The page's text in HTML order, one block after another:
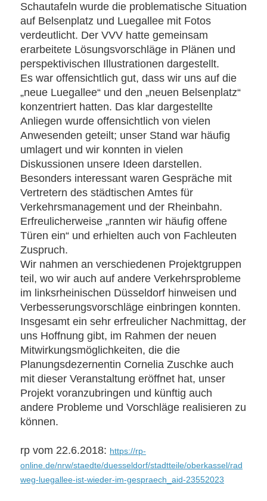
Schautafeln wurde die problematische Situation
auf Belsenplatz und Luegallee mit Fotos
verdeutlicht. Der VVV hatte gemeinsam
erarbeitete Lösungsvorschläge in Plänen und
perspektivischen Illustrationen dargestellt.
Es war offensichtlich gut, dass wir uns auf die
„neue Luegallee“ und den „neuen Belsenplatz“
konzentriert hatten. Das klar dargestellte
Anliegen wurde offensichtlich von vielen
Anwesenden geteilt; unser Stand war häufig
umlagert und wir konnten in vielen
Diskussionen unsere Ideen darstellen.
Besonders interessant waren Gespräche mit
Vertretern des städtischen Amtes für
Verkehrsmanagement und der Rheinbahn.
Erfreulicherweise „rannten wir häufig offene
Türen ein“ und erhielten auch von Fachleuten
Zuspruch.
Wir nahmen an verschiedenen Projektgruppen
teil, wo wir auch auf andere Verkehrsprobleme
im linksrheinischen Düsseldorf hinweisen und
Verbesserungsvorschläge einbringen konnten.
Insgesamt ein sehr erfreulicher Nachmittag, der
uns Hoffnung gibt, im Rahmen der neuen
Mitwirkungsmöglichkeiten, die die
Planungsdezernentin Cornelia Zuschke auch
mit dieser Veranstaltung eröffnet hat, unser
Projekt voranzubringen und künftig auch
andere Probleme und Vorschläge realisieren zu
können.
rp vom 22.6.2018: https://rp-
online.de/nrw/staedte/duesseldorf/stadtteile/oberkassel/rad
weg-luegallee-ist-wieder-im-gespraech_aid-23552023